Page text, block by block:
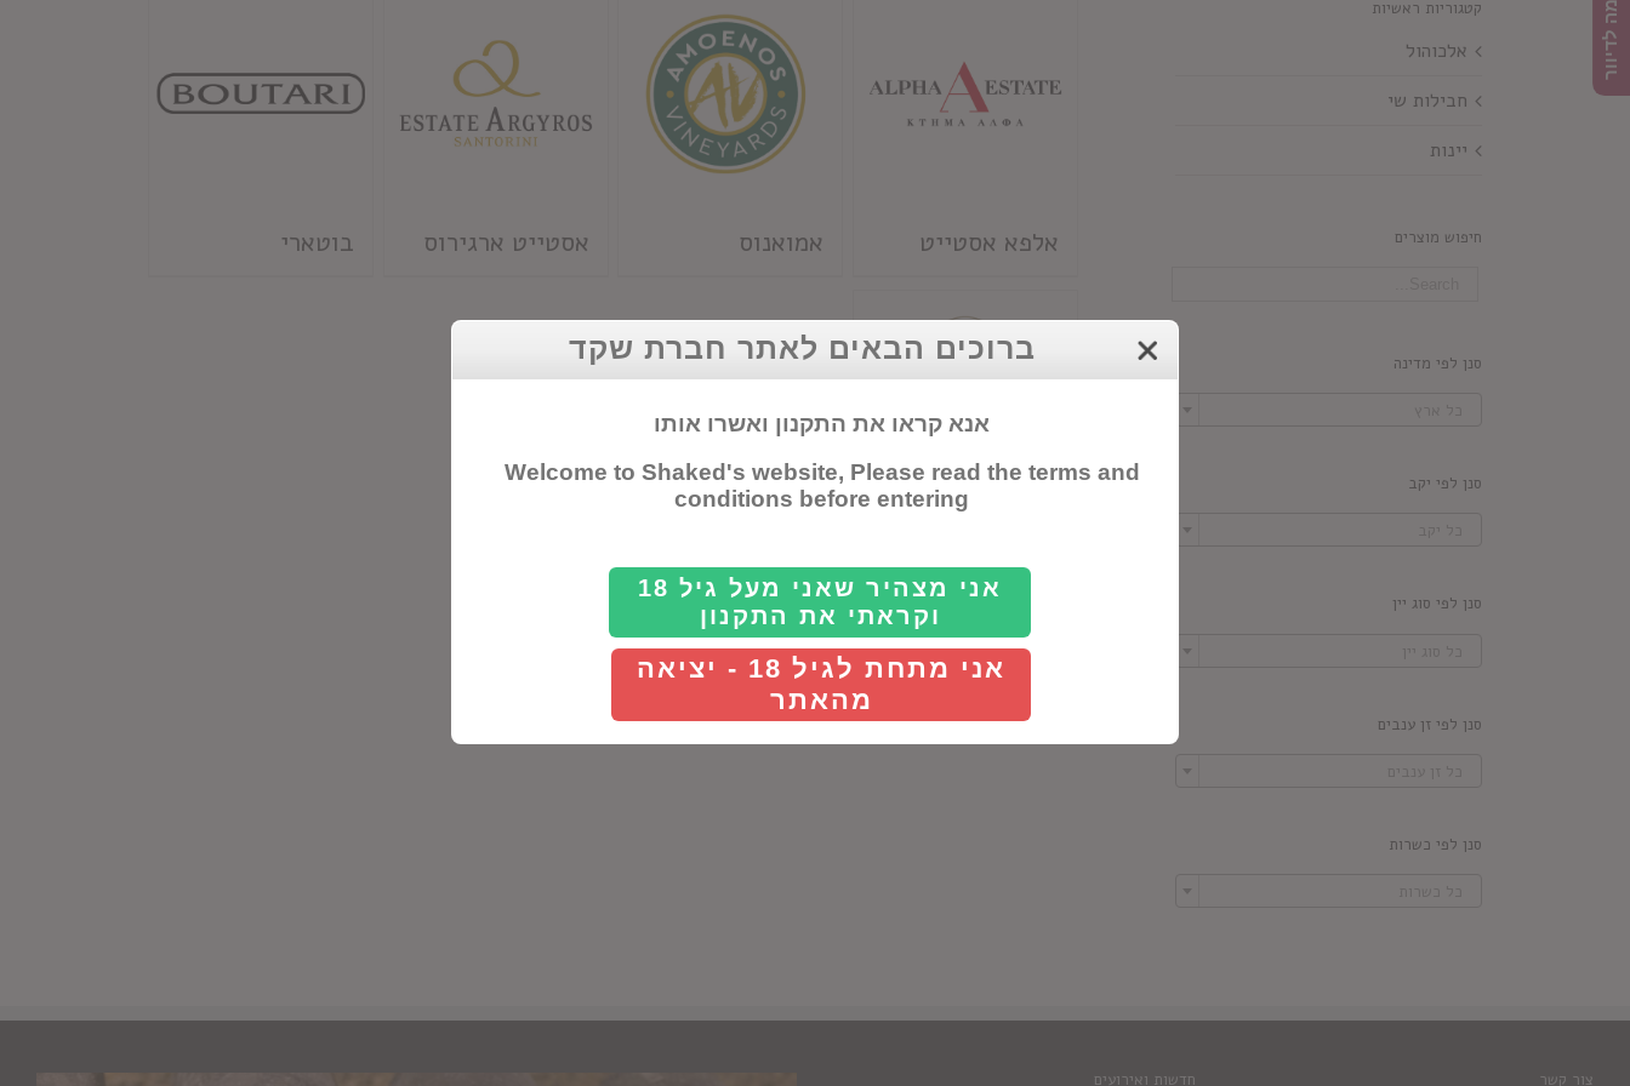
אלפא אסטייט אמואנוס אסטייט ארגירוס בוטארי
קטגוריות ראשיות
אלכוהול
חבילות שי
יינות
חיפוש מוצרים
סנן לפי מדינה
סנן לפי יקב
סנן לפי סוג יין
סנן לפי זן ענבים
סנן לפי כשרות
צור קשר חדשות ואירועים
ברוכים הבאים לאתר חברת שקד
אנא קראו את התקנון ואשרו אותו
Welcome to Shaked's website, Please read the terms and
conditions before entering
אני מצהיר שאני מעל גיל 18
וקראתי את התקנון
אני מתחת לגיל 18 - יציאה
מהאתר